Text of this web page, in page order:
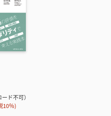
ド不可）
10％)